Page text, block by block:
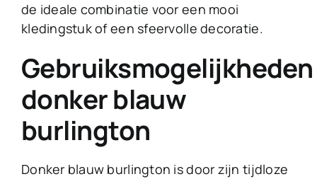
de ideale combinatie voor een mooi
kledingstuk of een sfeervolle decoratie.
Gebruiksmogelijkheden
donker blauw
burlington
Donker blauw burlington is door zijn tijdloze